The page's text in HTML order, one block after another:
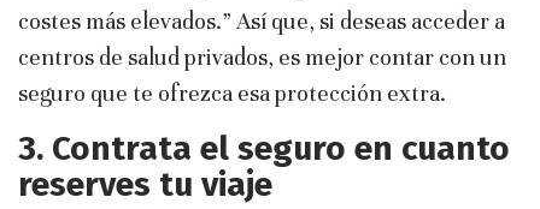
costes más elevados.” Así que, si deseas acceder a
centros de salud privados, es mejor contar con un
seguro que te ofrezca esa protección extra.
3. Contrata el seguro en cuanto
reserves tu viaje